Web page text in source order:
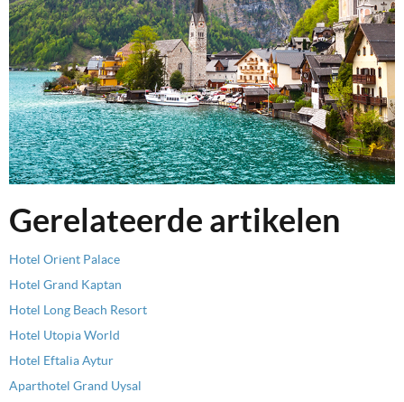
Gerelateerde artikelen
Hotel Orient Palace
Hotel Grand Kaptan
Hotel Long Beach Resort
Hotel Utopia World
Hotel Eftalia Aytur
Aparthotel Grand Uysal